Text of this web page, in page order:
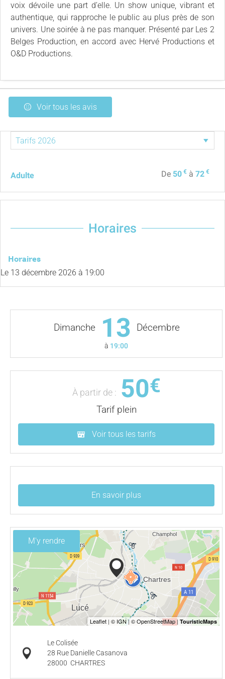
voix dévoile une part d’elle. Un show unique, vibrant et
authentique, qui rapproche le public au plus près de son
univers. Une soirée à ne pas manquer. Présenté par Les 2
Belges Production, en accord avec Hervé Productions et
O&D Productions.
Voir tous les avis
Adulte De 50 € à 72 €
Horaires
Horaires
Le 13 décembre 2026 à 19:00
Dimanche 13 Décembre
à 19:00
À partir de : 50€
Tarif plein
Voir tous les tarifs
En savoir plus
M'y rendre
Le Colisée
28 Rue Danielle Casanova
28000 CHARTRES